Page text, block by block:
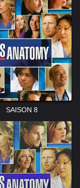
SAISON 8